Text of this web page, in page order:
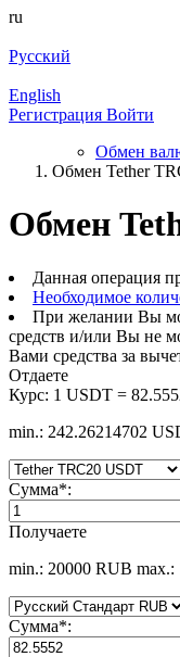
ru
Русский
English
Регистрация Войти
Обмен
Обмен Tether
Обмен
Данная операция
Необходимое
При желании Вы
средств и/или Вы не
Вами средства за
Отдаете
Курс: 1 USDT =
min.: 242.26214702
Сумма*:
Получаете
min.: 20000 RUB max.:
Сумма*: